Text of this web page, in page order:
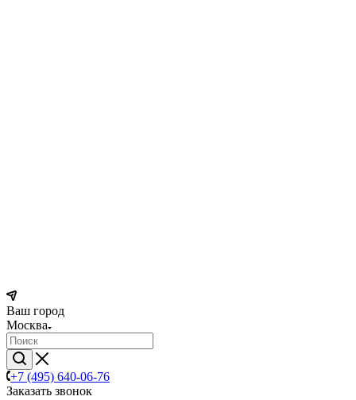
Ваш город
Москва
+7 (495) 640-06-76
Заказать звонок